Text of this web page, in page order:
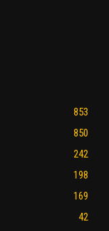
853
850
242
198
169
42